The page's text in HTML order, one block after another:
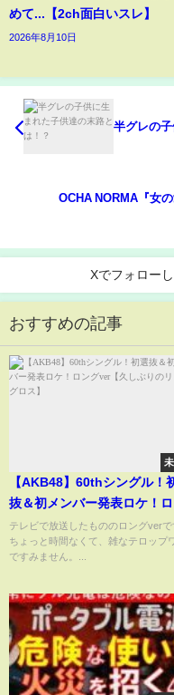
めて...【2ch面白いスレ】
2026年8月10日
半グレの
OCHA NORMA『女
Xでフォロー
おすすめの記事
【AKB48】60thシングル！
抜＆初メンバー発表ロケ！
グver【久しぶりのリップグ
ス】
テレビで放送したもののロングverで
ちょっと時間なくて、雑なテロップ
ですみません。...